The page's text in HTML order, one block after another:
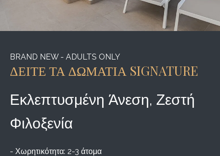
BRAND NEW - ADULTS ONLY
ΔΕΙΤΕ ΤΑ ΔΩΜΑΤΙΑ SIGNATURE
Εκλεπτυσμένη Άνεση, Ζεστή
Φιλοξενία
- Χωρητικότητα: 2-3 άτομα